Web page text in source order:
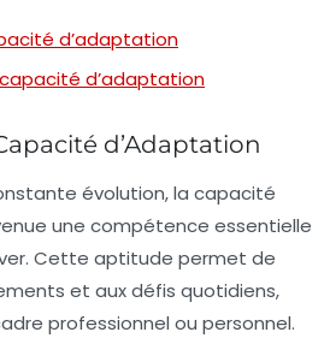
d’adaptation
d’adaptation
d’Adaptation
évolution, la capacité
une compétence essentielle
Cette aptitude permet de
et aux défis quotidiens,
professionnel ou personnel.